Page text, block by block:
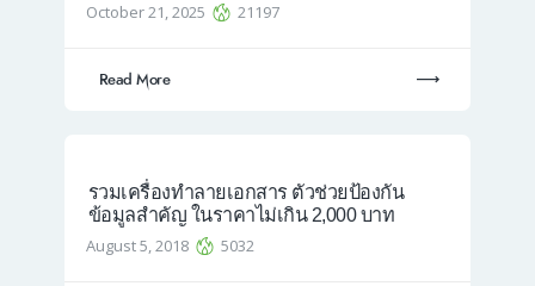
October 21, 2025
21197
Read More
รวมเครื่องทำลายเอกสาร ตัวช่วยป้องกัน
ข้อมูลสำคัญ ในราคาไม่เกิน 2,000 บาท
August 5, 2018
5032